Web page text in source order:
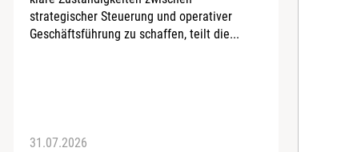
strategischer Steuerung und operativer
Geschäftsführung zu schaffen, teilt die...
31.07.2026